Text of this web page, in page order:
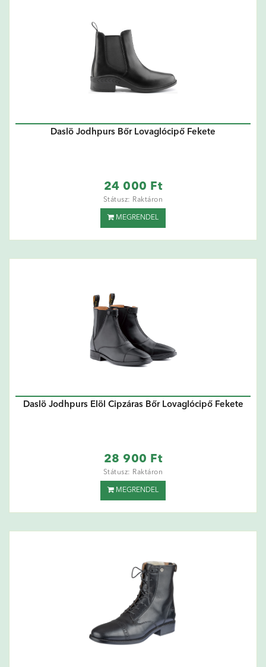
Daslö Jodhpurs Bőr Lovaglócipő Fekete
24 000 Ft
Státusz: Raktáron
MEGRENDEL
Daslö Jodhpurs Elöl Cipzáras Bőr Lovaglócipő Fekete
28 900 Ft
Státusz: Raktáron
MEGRENDEL